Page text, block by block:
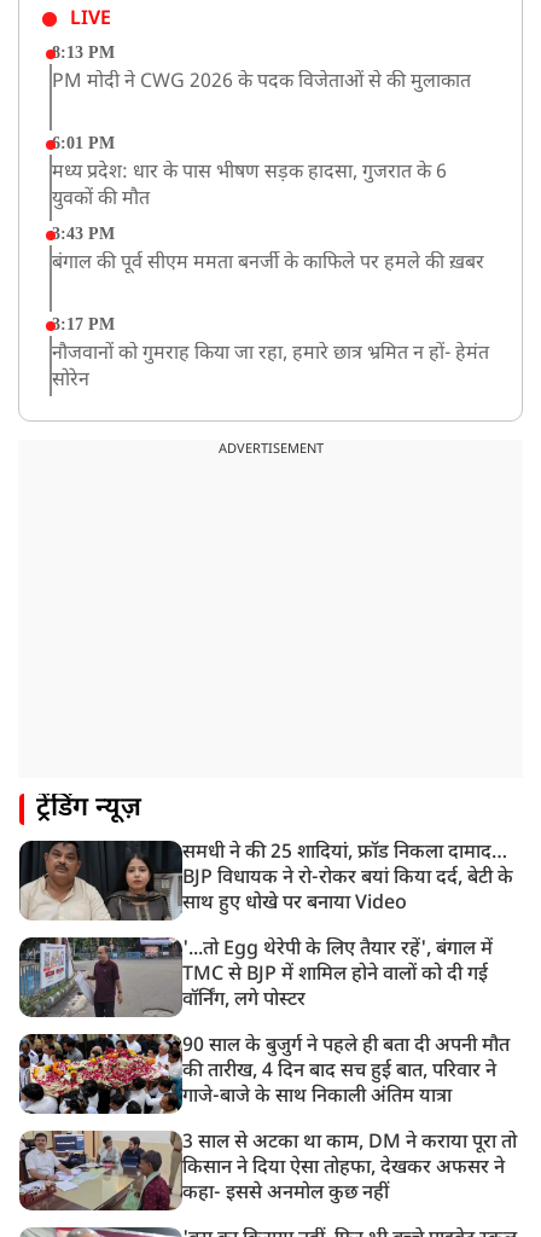
LIVE
8:13 PM
PM मोदी ने CWG 2026 के पदक विजेताओं से की मुलाकात
6:01 PM
मध्य प्रदेश: धार के पास भीषण सड़क हादसा, गुजरात के 6
युवकों की मौत
3:43 PM
बंगाल की पूर्व सीएम ममता बनर्जी के काफिले पर हमले की ख़बर
3:17 PM
नौजवानों को गुमराह किया जा रहा, हमारे छात्र भ्रमित न हों- हेमंत
सोरेन
बारामती में निजी ट्रेनिंग विमान दुर्घटनाग्रस्त, किसी के घायल होने
PM मोदी को आया अमेरिकी उपराष्ट्रपति जेडी वेंस का फोन,
8:23 AM
रांची: छात्रों और झारखंड सरकार के बीच आज होगी तीसरे दौर
की बातचीत
ADVERTISEMENT
ट्रेंडिंग न्यूज़
समधी ने की 25 शादियां, फ्रॉड निकला दामाद…
BJP विधायक ने रो-रोकर बयां किया दर्द, बेटी के
साथ हुए धोखे पर बनाया Video
'...तो Egg थेरेपी के लिए तैयार रहें', बंगाल में
TMC से BJP में शामिल होने वालों को दी गई
वॉर्निंग, लगे पोस्टर
90 साल के बुजुर्ग ने पहले ही बता दी अपनी मौत
की तारीख, 4 दिन बाद सच हुई बात, परिवार ने
गाजे-बाजे के साथ निकाली अंतिम यात्रा
3 साल से अटका था काम, DM ने कराया पूरा तो
किसान ने दिया ऐसा तोहफा, देखकर अफसर ने
कहा- इससे अनमोल कुछ नहीं